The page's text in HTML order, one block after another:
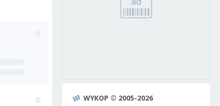
WYKOP © 2005-2026